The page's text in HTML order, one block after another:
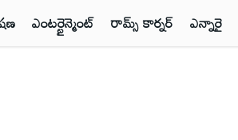
ఎంటర్టైన్మెంట్ రామ్స్ కార్నర్ ఎన్నారై